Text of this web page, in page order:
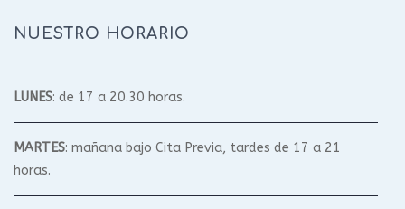
NUESTRO HORARIO
LUNES: de 17 a 20.30 horas.
MARTES: mañana bajo Cita Previa, tardes de 17 a 21
horas.